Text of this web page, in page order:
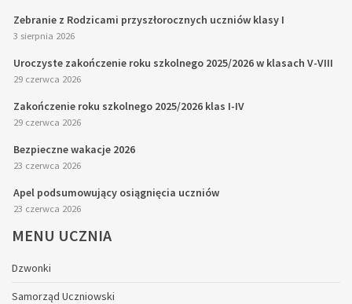
Zebranie z Rodzicami przyszłorocznych uczniów klasy I
3 sierpnia 2026
Uroczyste zakończenie roku szkolnego 2025/2026 w klasach V-VIII
29 czerwca 2026
Zakończenie roku szkolnego 2025/2026 klas I-IV
29 czerwca 2026
Bezpieczne wakacje 2026
23 czerwca 2026
Apel podsumowujący osiągnięcia uczniów
23 czerwca 2026
MENU UCZNIA
Dzwonki
Samorząd Uczniowski